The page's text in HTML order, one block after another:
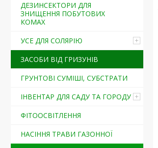
ДЕЗИНСЕКТОРИ ДЛЯ
ЗНИЩЕННЯ ПОБУТОВИХ
КОМАХ
УСЕ ДЛЯ СОЛЯРІЮ
ЗАСОБИ ВІД ГРИЗУНІВ
ГРУНТОВІ СУМІШІ, СУБСТРАТИ
ІНВЕНТАР ДЛЯ САДУ ТА ГОРОДУ
ФІТООСВІТЛЕННЯ
НАСІННЯ ТРАВИ ГАЗОННОЇ